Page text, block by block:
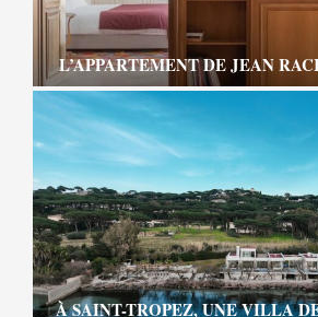
L’APPARTEMENT DE JEAN
À SAINT-TROPEZ, UNE VILLA